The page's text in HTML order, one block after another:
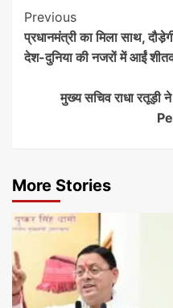
Continue
Reading
Previous
प्रधानमंत्री का मिला साथ,
देश-दुनिया की नजरों में आईं
मुख्य सचिव राधा रतूड़ी
More Stories